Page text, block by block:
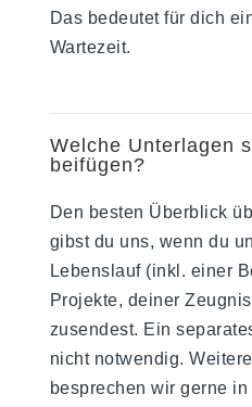
Das bedeutet für dich
Wartezeit.
Welche Unterlagen
beifügen?
Den besten Überblick
gibst du uns, wenn du
Lebenslauf (inkl. einer
Projekte, deiner
zusendest. Ein
nicht notwendig.
besprechen wir gerne